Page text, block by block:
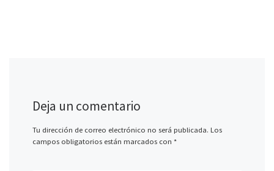
Deja un comentario
Tu dirección de correo electrónico no será publicada. Los
campos obligatorios están marcados con *